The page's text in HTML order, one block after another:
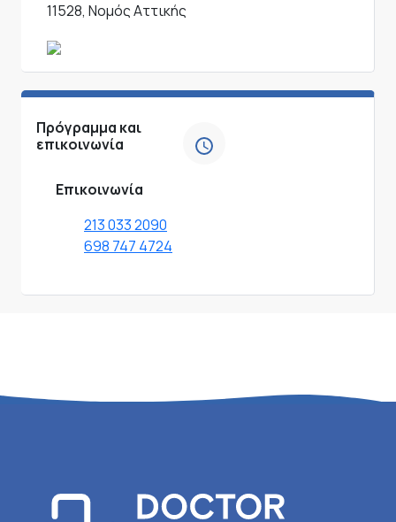
11528, Νομός Αττικής
Πρόγραμμα και
επικοινωνία
Επικοινωνία
213 033 2090
698 747 4724